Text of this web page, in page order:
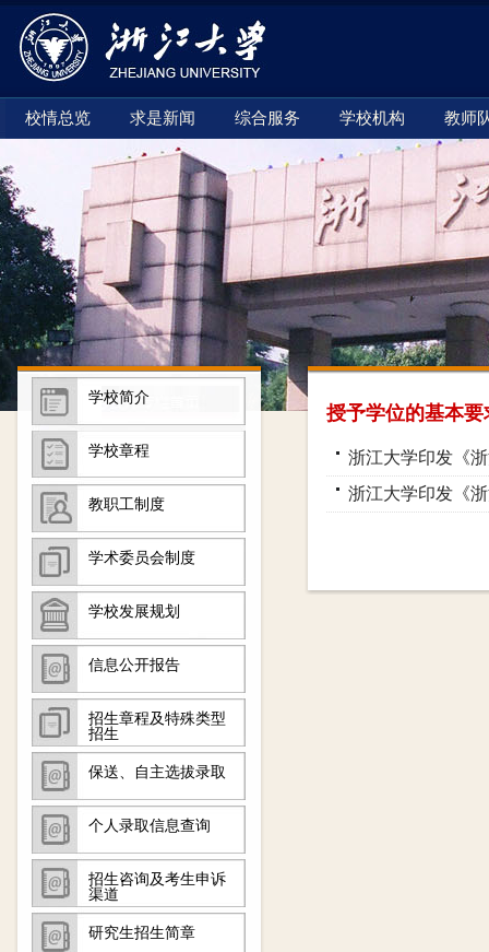
校情总览 求是新闻 综合服务 学校机构 教师
学校简介
学校章程
教职工制度
学术委员会制度
学校发展规划
信息公开报告
招生章程及特殊类型
招生
保送、自主选拔录取
个人录取信息查询
招生咨询及考生申诉
渠道
研究生招生简章
授予学位的基本要
浙江大学印发《
浙江大学印发《